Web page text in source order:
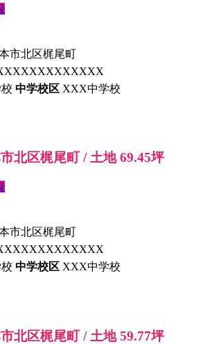
市北区梶尾町
中学校区 XXX中学校
北区梶尾町 / 土地 69.45坪
市北区梶尾町
中学校区 XXX中学校
北区梶尾町 / 土地 59.77坪